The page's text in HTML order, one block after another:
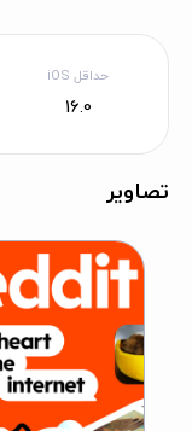
حداقل iOS
16.0
تصاویر